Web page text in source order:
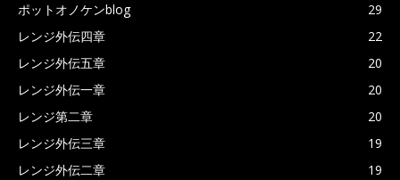
ポットオノケンblog
29
レンジ外伝四章
22
レンジ外伝五章
20
レンジ外伝一章
20
レンジ第二章
20
レンジ外伝三章
19
レンジ外伝二章
19